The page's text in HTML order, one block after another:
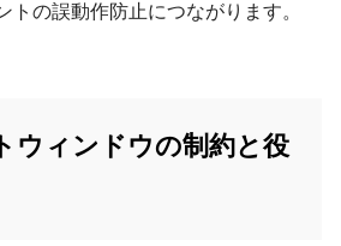
トの誤動作防止につながります。
ウィンドウの制約と役